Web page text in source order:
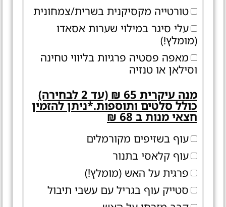
טורטייה מקסיקנית בשרית/צמחונית
עלי סיגר במילוי שערות אסאדו
(מומלץ!)
מאפה פסטיה פרגיות בליווי טחינה
וסילאן או טנזיה
מנה עיקרית 65 ₪ (עד 2 לבחירה)
כולל סלטים ותוספות.*ניתן להזמין
חצאי מנות ב 68 ₪
עוף בשזיפים מקורמלים
עוף קלאסי בתנור
פרגית על האש (מומלץ!)
סטייק עוף בגריל עם עשבי תיבול